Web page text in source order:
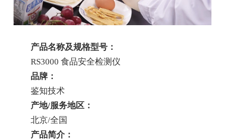
产品名称及规格型号：
RS3000 食品安全检测仪
品牌：
鉴知技术
产地/服务地区：
北京/全国
产品简介：